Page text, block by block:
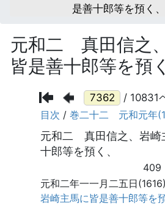
是善十郎等を預く
元和二 真田信之
皆是善十郎等を預
/ 10831